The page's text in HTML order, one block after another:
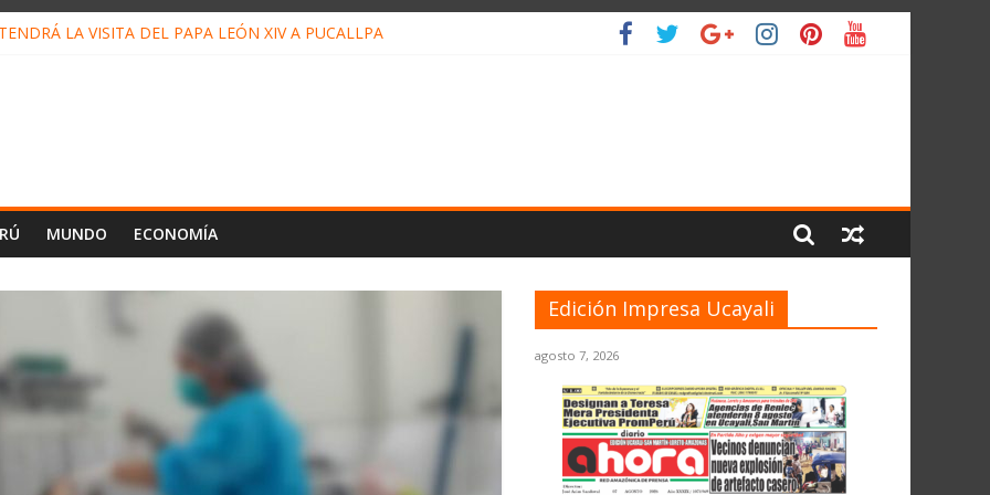
LA VISITA DEL PAPA LEÓN XIV A PUCALLPA
MUNDO ECONOMÍA
Edición Impresa Ucayali
agosto 7, 2026